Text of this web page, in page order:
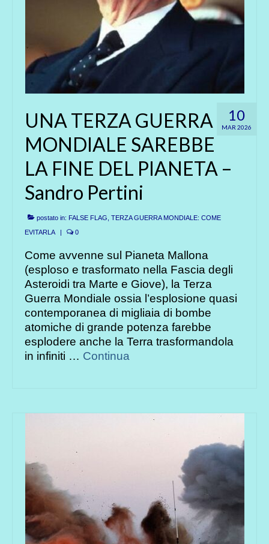
10
MAR 2026
UNA TERZA GUERRA
MONDIALE SAREBBE
LA FINE DEL PIANETA –
Sandro Pertini
postato in: FALSE FLAG, TERZA GUERRA MONDIALE: COME
EVITARLA
| 0
Come avvenne sul Pianeta Mallona
(esploso e trasformato nella Fascia degli
Asteroidi tra Marte e Giove), la Terza
Guerra Mondiale ossia l’esplosione quasi
contemporanea di migliaia di bombe
atomiche di grande potenza farebbe
esplodere anche la Terra trasformandola
in infiniti … Continua